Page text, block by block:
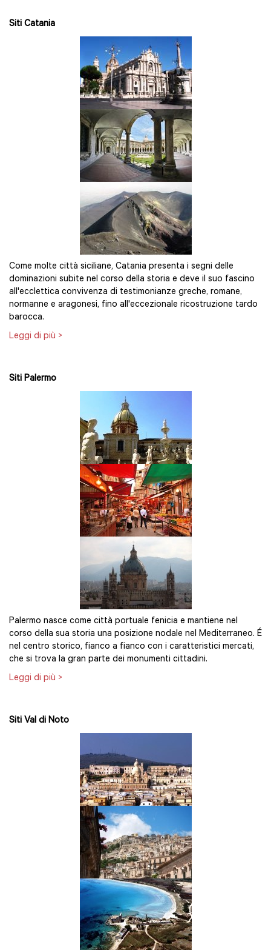
Siti Catania
Come molte città siciliane, Catania presenta i segni delle
dominazioni subite nel corso della storia e deve il suo fascino
all'ecclettica convivenza di testimonianze greche, romane,
normanne e aragonesi, fino all'eccezionale ricostruzione tardo
barocca.
Leggi di più >
Siti Palermo
Palermo nasce come città portuale fenicia e mantiene nel
corso della sua storia una posizione nodale nel Mediterraneo. É
nel centro storico, fianco a fianco con i caratteristici mercati,
che si trova la gran parte dei monumenti cittadini.
Leggi di più >
Siti Val di Noto